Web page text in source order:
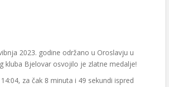
2023. godine održano u Oroslavju u
kluba Bjelovar osvojilo je zlatne medalje!
za čak 8 minuta i 49 sekundi ispred